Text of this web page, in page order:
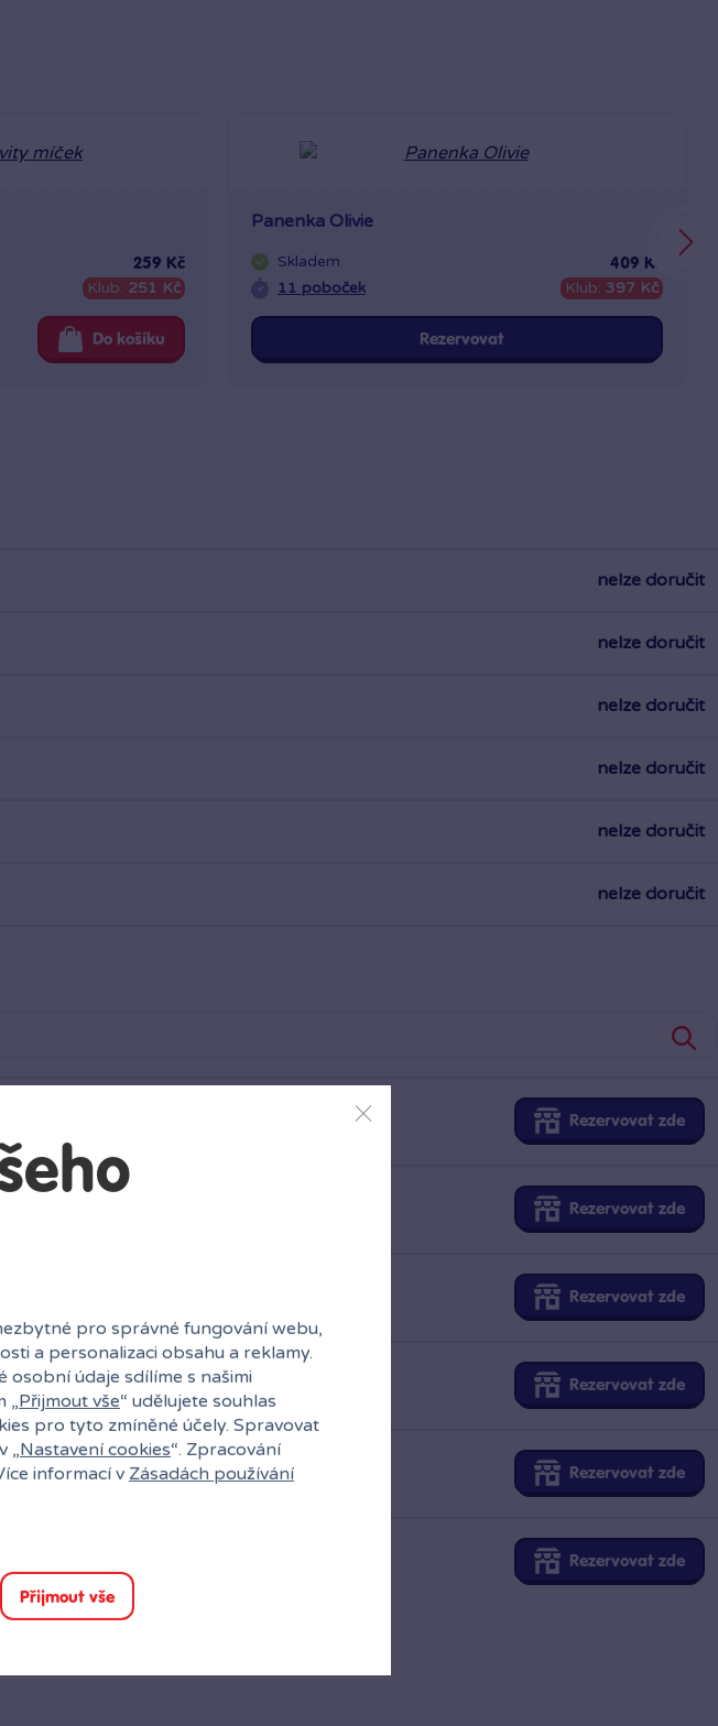
259 Kč
Klub: 251 Kč
Do košíku
Panenka Olivie
Skladem
11 poboček
409 Kč
Klub: 397 Kč
Rezervovat
nelze doručit
nelze doručit
nelze doručit
nelze doručit
nelze doručit
nelze doručit
Rezervovat zde
Rezervovat zde
Rezervovat zde
Rezervovat zde
Rezervovat zde
Rezervovat zde
pro správné fungování webu,
a personalizaci obsahu a reklamy.
osobní údaje sdílíme s našimi
„Přijmout vše“ udělujete souhlas
pro tyto zmíněné účely. Spravovat
„Nastavení cookies“. Zpracování
informací v Zásadách používání
Přijmout vše